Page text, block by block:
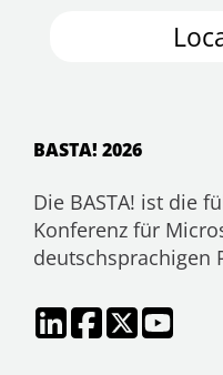
BASTA! 2026
Die BASTA! ist die
Konferenz für
deutschsprachigen